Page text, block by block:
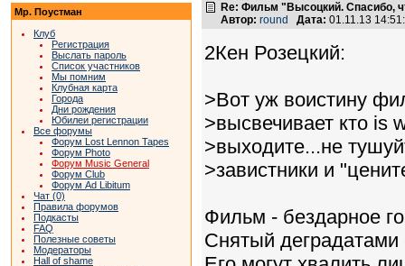
Мр. Поустман
Клуб
Регистрация
Выслать пароль
Список участников
Мы помним
Клубная карта
Города
Дни рождения
Юбилеи регистрации
Все форумы
Форум Lost Lennon Tapes
Форум Photo
Форум Music General
Форум Club
Форум Ad Libitum
Чат (0)
Правила форумов
Подкасты
FAQ
Полезные советы
Модераторы
Hall of shame
Re: Фильм "Высоцкий. Спасибо,
Автор: round Дата: 01.11.13
2Кен Розецкий:
>Вот уж воистину
>высвечивает кто is
>выходите...не
>завистники и
Фильм - бездарное
Снятый